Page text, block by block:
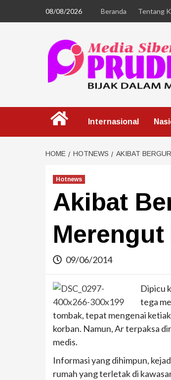
08/08/2026 Beranda Tentang
Internasional
HOME HOTNEWS AKIBAT
Hotnews
Akibat
Merengut
09/06/2014
Dipicu
tega
tombak, tepat mengenai
korban. Namun, Ar terpaksa
medis.
Informasi yang dihimpun,
rumah yang terletak di